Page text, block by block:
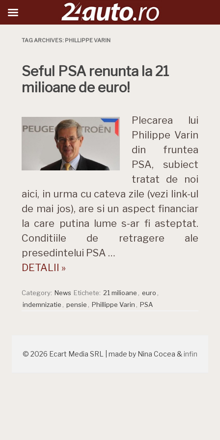
TAG ARCHIVES: PHILLIPPE VARIN
Seful PSA renunta la 21
milioane de euro!
Plecarea lui
Philippe Varin
din fruntea
PSA, subiect
tratat de noi
aici, in urma cu cateva zile (vezi link-ul
de mai jos), are si un aspect financiar
la care putina lume s-ar fi asteptat.
Conditiile de retragere ale
presedintelui PSA …
DETALII »
Category: News Etichete: 21 milioane euro
indemnizatie
pensie Phillippe Varin PSA
© 2026 Ecart Media SRL | made by Nina Cocea &infin